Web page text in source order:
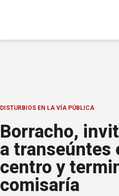
DISTURBIOS EN LA VÍA PÚBLICA
Borracho,
a transeúntes
centro y
comisaría